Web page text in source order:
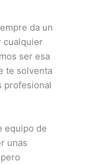
da un
cualquier
ser esa
te solventa
profesional
equipo de
unas